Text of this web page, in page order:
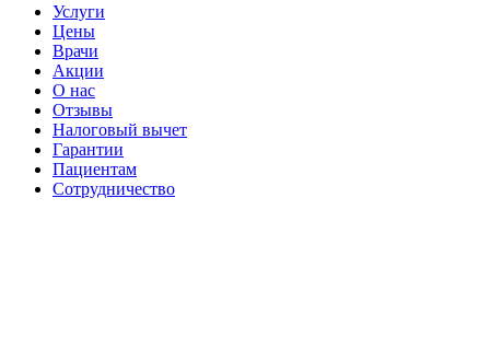
Услуги
Цены
Врачи
Акции
О нас
Отзывы
Налоговый вычет
Гарантии
Пациентам
Сотрудничество